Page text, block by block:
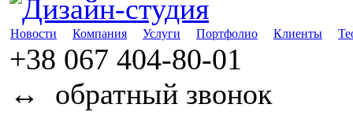
Новости Компания Услуги Портфолио Клиенты
+38 067 404-80-01
↔
обратный звонок